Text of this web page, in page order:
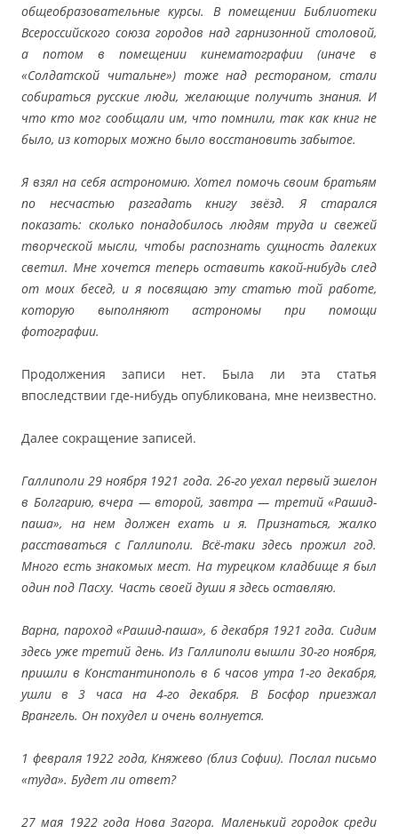
общеобразовательные курсы. В помещении Библиотеки
Всеросcийского союза городов над гарнизонной столовой,
а потом в помещении кинематографии (иначе в
«Солдатской читальне») тоже над рестораном, стали
собираться русские люди, желающие получить знания. И
что кто мог сообщали им, что помнили, так как книг не
было, из которых можно было восстановить забытое.
Я взял на себя астрономию. Хотел помочь своим братьям
по несчастью разгадать книгу звёзд. Я старался
показать: сколько понадобилось людям труда и свежей
творческой мысли, чтобы распознать сущность далеких
светил. Мне хочется теперь оставить какой-нибудь след
от моих бесед, и я посвящаю эту статью той работе,
которую выполняют астрономы при помощи
фотографии.
Продолжения записи нет. Была ли эта статья
впоследствии где-нибудь опубликована, мне неизвестно.
Далее сокращение записей.
Галлиполи 29 ноября 1921 года. 26-го уехал первый эшелон
в Болгарию, вчера — второй, завтра — третий «Рашид-
паша», на нем должен ехать и я. Признаться, жалко
расставаться с Галлиполи. Всё-таки здесь прожил год.
Много есть знакомых мест. На турецком кладбище я был
один под Пасху. Часть своей души я здесь оставляю.
Варна, пароход «Рашид-паша», 6 декабря 1921 года. Сидим
здесь уже третий день. Из Галлиполи вышли 30-го ноября,
пришли в Константинополь в 6 часов утра 1-го декабря,
ушли в 3 часа на 4-го декабря. В Босфор приезжал
Врангель. Он похудел и очень волнуется.
1 февраля 1922 года, Княжево (близ Софии). Послал письмо
«туда». Будет ли ответ?
27 мая 1922 года Нова Загора. Маленький городок среди